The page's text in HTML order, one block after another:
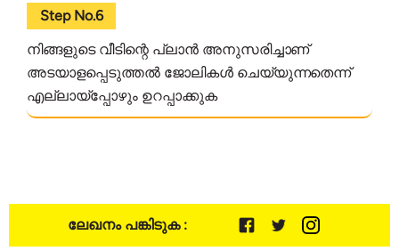
Step No.6
നിങ്ങളുടെ വീടിന്റെ പ്ലാൻ അനുസരിച്ചാണ്
അടയാളപ്പെടുത്തൽ ജോലികൾ ചെയ്യുന്നതെന്ന്
എല്ലായ്പ്പോഴും ഉറപ്പാക്കുക
ലേഖനം പങ്കിടുക :